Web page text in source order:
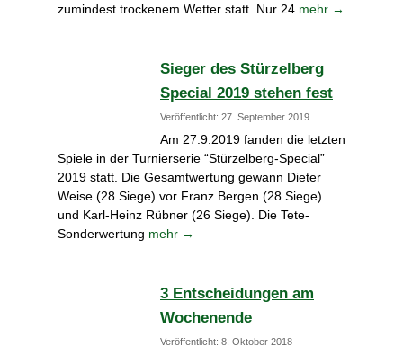
zumindest trockenem Wetter statt. Nur 24 mehr →
Sieger des Stürzelberg
Special 2019 stehen fest
Veröffentlicht: 27. September 2019
Am 27.9.2019 fanden die letzten
Spiele in der Turnierserie “Stürzelberg-Special”
2019 statt. Die Gesamtwertung gewann Dieter
Weise (28 Siege) vor Franz Bergen (28 Siege)
und Karl-Heinz Rübner (26 Siege). Die Tete-
Sonderwertung mehr →
3 Entscheidungen am
Wochenende
Veröffentlicht: 8. Oktober 2018